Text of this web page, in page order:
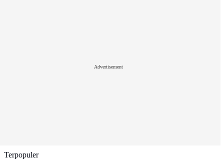
Advertisement
Terpopuler